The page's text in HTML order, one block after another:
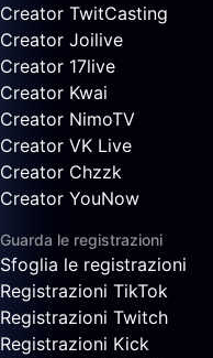
Creator TwitCasting
Creator Joilive
Creator 17live
Creator Kwai
Creator NimoTV
Creator VK Live
Creator Chzzk
Creator YouNow
Guarda le registrazioni
Sfoglia le registrazioni
Registrazioni TikTok
Registrazioni Twitch
Registrazioni Kick